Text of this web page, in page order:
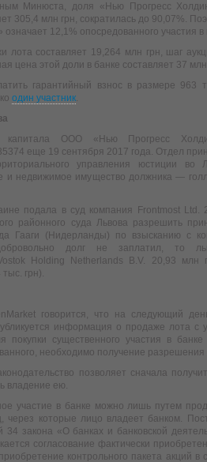
Минюста, доля «Нью Прогресс
305,4 млн грн, сократилась до 90,07%.
12,1% опосредованного участия в
лота составляет 19,264 млн грн, шаг
цена этой доли в банке составляет 37 млн
гарантийный взнос в размере 963
один участник.
капитала ООО «Нью Прогресс
еще 19 сентября 2017 года. Отдел
управления юстиции во
и недвижимое имущество должника —
подала в суд компания Frontmost Ltd.
районного суда Львова разрешить
Гааги (Нидерланды) по взысканию с
долг не заплатил, то
Holding Netherlands B.V. 20,93 млн
грн).
говорится, что на следующий
информация о продаже лота с
покупки существенного участия в
необходимо получение
позволяет сначала
владение ею.
участие в банке можно лишь путем
через которые лицо владеет банком.
34 закона «О банках и банковской
согласование фактически
контрольного пакета акций в